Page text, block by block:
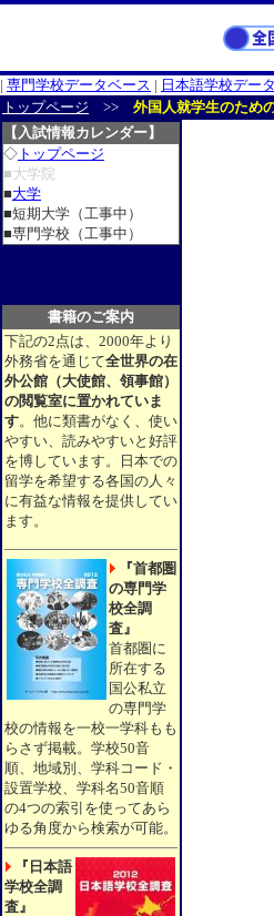
| 専門学校データベース | 日本語学校デー
トップページ >> 外国人就学生のため
【入試情報カレンダー】
◇ トップページ
■大学院
■大学
■短期大学（工事中）
■専門学校（工事中）
書籍のご案内
下記の2点は、2000年より
外務省を通じて全世界の在
外公館（大使館、領事館）
の閲覧室に置かれていま
す。他に類書がなく、使い
やすい、読みやすいと好評
を博しています。日本での
留学を希望する各国の人々
に有益な情報を提供してい
ます。
『首都圏
の専門学
校全調
査』
首都圏に
所在する
国公私立
の専門学
校の情報を一校一学科もも
らさず掲載。学校50音
順、地域別、学科コード・
設置学校、学科名50音順
の4つの索引を使ってあら
ゆる角度から検索が可能。
『日本語
学校全調
査』